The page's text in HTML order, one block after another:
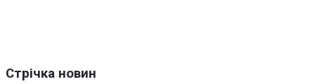
Стрічка новин